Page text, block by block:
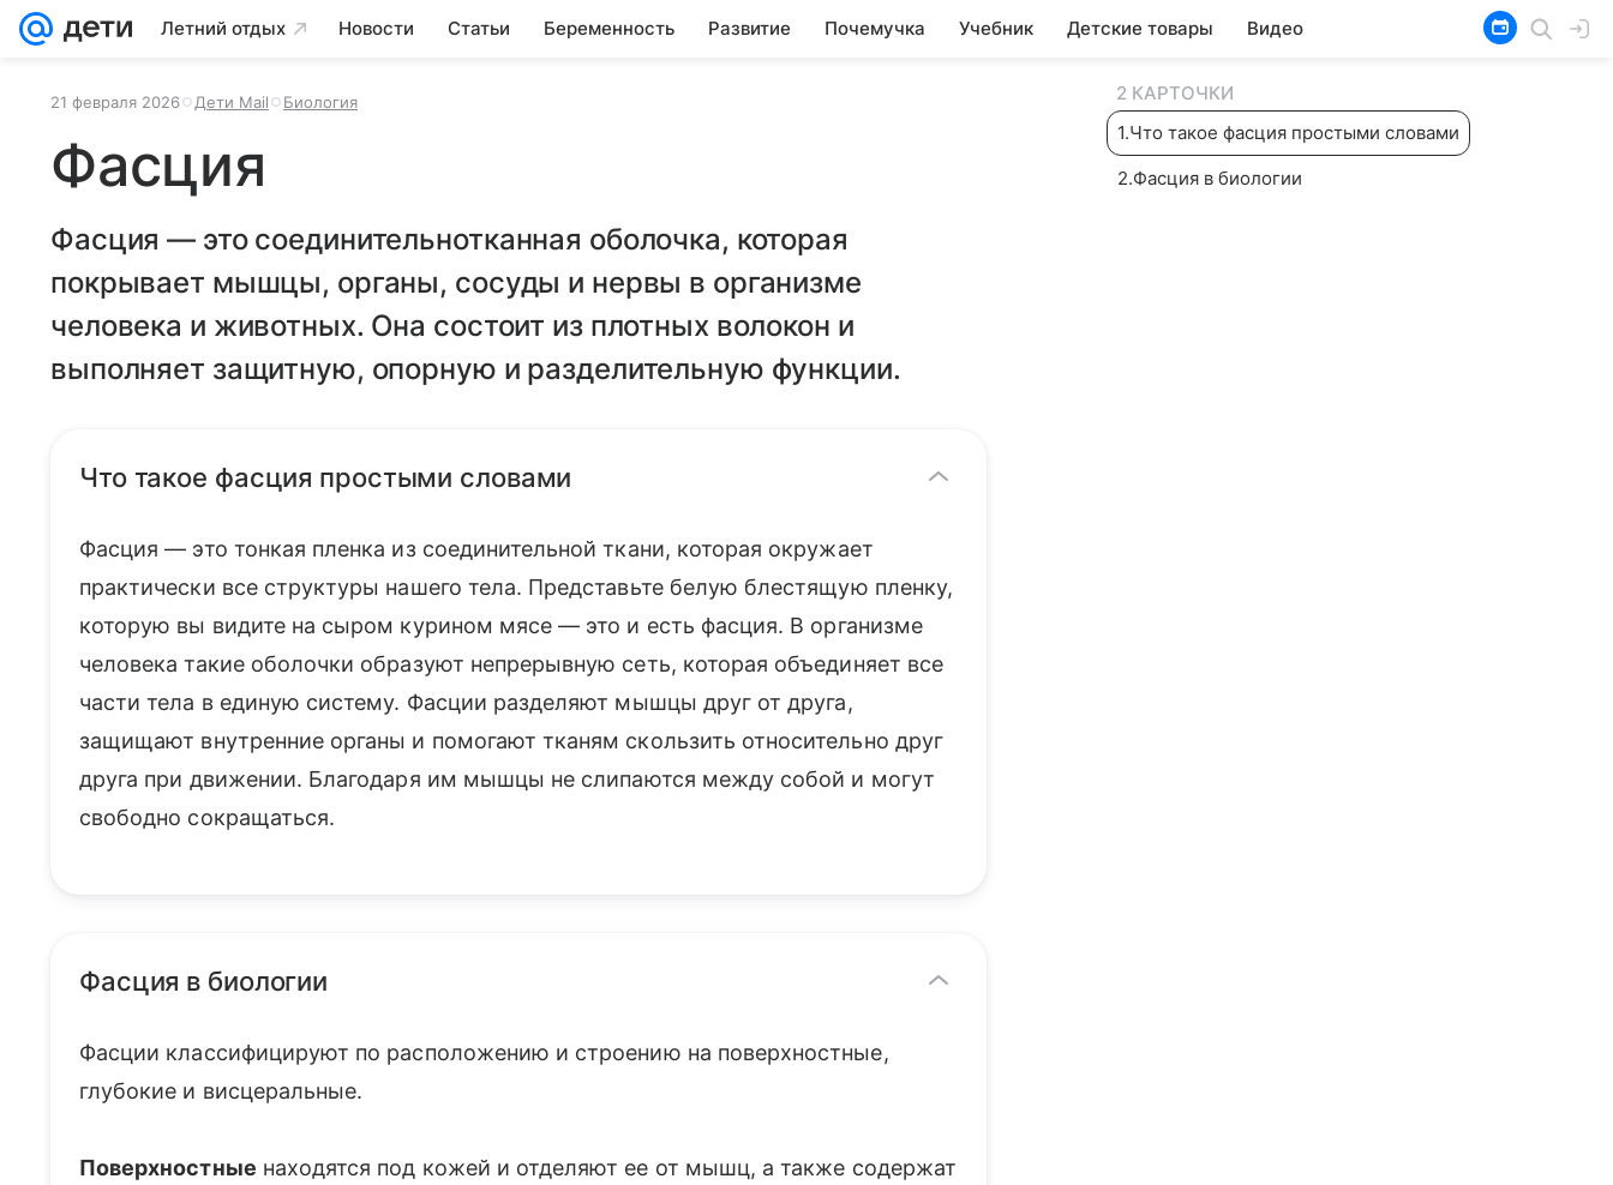
Летний отдых Новости Статьи Беременность Развитие Почемучка Учебник Детские товары Видео
21 февраля 2026 Дети Mail Биология
Фасция
Фасция — это соединительнотканная оболочка, которая
покрывает мышцы, органы, сосуды и нервы в организме
человека и животных. Она состоит из плотных волокон и
выполняет защитную, опорную и разделительную функции.
Что такое фасция простыми словами
Фасция — это тонкая пленка из соединительной ткани, которая окружает
практически все структуры нашего тела. Представьте белую блестящую пленку,
которую вы видите на сыром курином мясе — это и есть фасция. В организме
человека такие оболочки образуют непрерывную сеть, которая объединяет все
части тела в единую систему. Фасции разделяют мышцы друг от друга,
защищают внутренние органы и помогают тканям скользить относительно друг
друга при движении. Благодаря им мышцы не слипаются между собой и могут
свободно сокращаться.
Фасция в биологии
Фасции классифицируют по расположению и строению на поверхностные,
глубокие и висцеральные.
Поверхностные находятся под кожей и отделяют ее от мышц, а также содержат
2 КАРТОЧКИ
1.Что такое фасция простыми словами
2.Фасция в биологии